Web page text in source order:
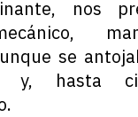
nos
se
y, hasta